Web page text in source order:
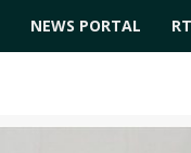
NEWS PORTAL